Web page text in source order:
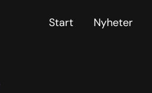
Start Nyheter